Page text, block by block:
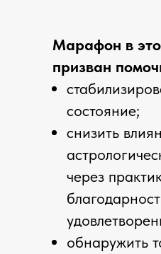
Марафон в
призван
состояние;
снизить
через
обнаружить